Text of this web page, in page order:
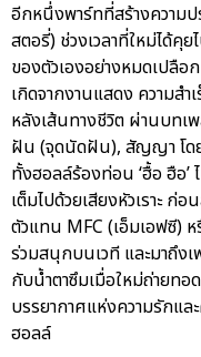
อีกหนึ่งพาร์ทที่สร้างความป
สตอรี่) ช่วงเวลาที่ใหม่ได้คุย
ของตัวเองอย่างหมดเปลือ
เกิดจากงานแสดง ความส
หลังเส้นทางชีวิต ผ่านบทเ
ฝัน (จุดนัดฝัน), สัญญา โดย
ทั้งฮอลล์ร้องท่อน ‘ฮื้อ ฮือ
เต็มไปด้วยเสียงหัวเราะ ก่
ตัวแทน MFC (เอ็มเอฟซี)
ร่วมสนุกบนเวที และมาถึง
กับน้ำตาซึมเมื่อใหม่ถ่ายท
บรรยากาศแห่งความรักแ
ฮอลล์